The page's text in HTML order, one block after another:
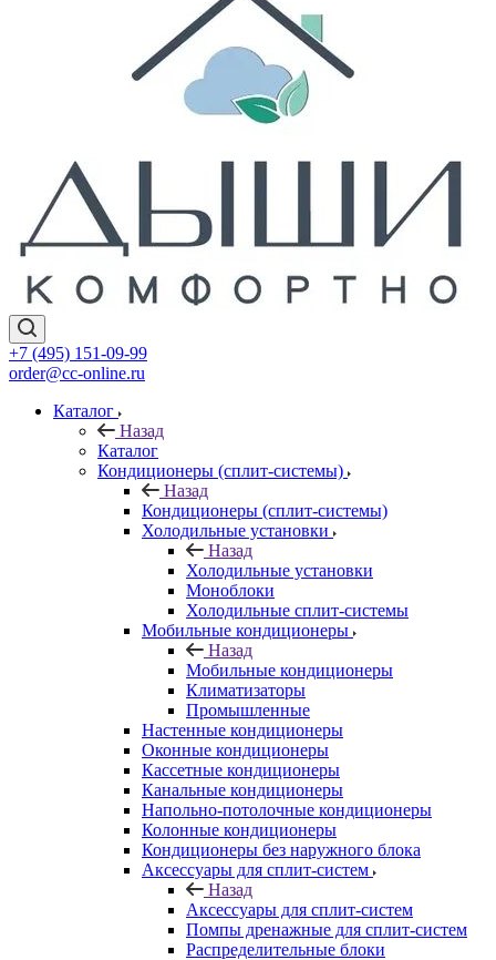
+7 (495) 151-09-99
order@cc-online.ru
Каталог
Назад
Каталог
Кондиционеры (сплит-системы)
Назад
Кондиционеры (сплит-системы)
Холодильные установки
Назад
Холодильные установки
Моноблоки
Холодильные сплит-системы
Мобильные кондиционеры
Назад
Мобильные кондиционеры
Климатизаторы
Промышленные
Настенные кондиционеры
Оконные кондиционеры
Кассетные кондиционеры
Канальные кондиционеры
Напольно-потолочные кондиционеры
Колонные кондиционеры
Кондиционеры без наружного блока
Аксессуары для сплит-систем
Назад
Аксессуары для сплит-систем
Помпы дренажные для сплит-систем
Распределительные блоки